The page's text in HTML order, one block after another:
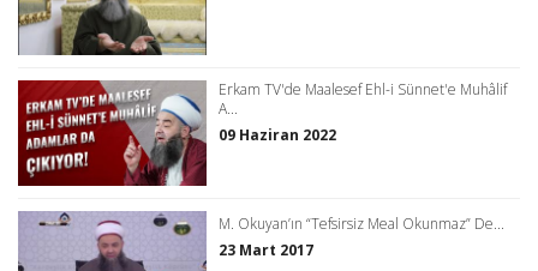
Erkam TV'de Maalesef Ehl-i Sünnet'e Muhâlif
A...
09 Haziran 2022
M. Okuyan’ın “Tefsirsiz Meal Okunmaz” De...
23 Mart 2017